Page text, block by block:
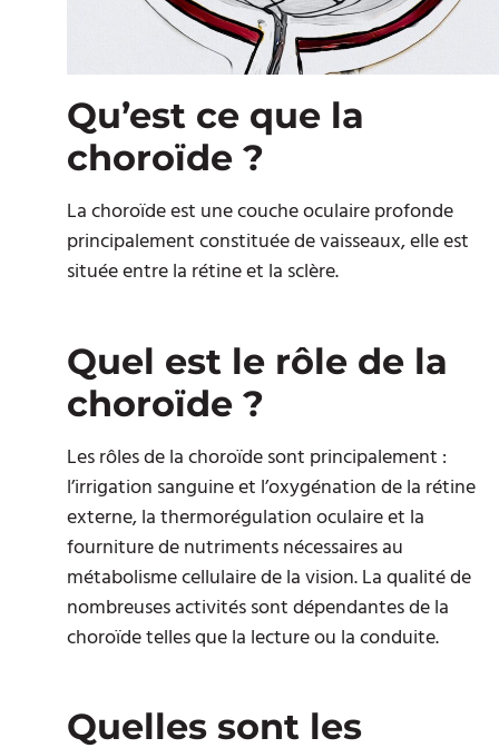
Qu’est ce que la
choroïde ?
La choroïde est une couche oculaire profonde
principalement constituée de vaisseaux, elle est
située entre la rétine et la sclère.
Quel est le rôle de la
choroïde ?
Les rôles de la choroïde sont principalement :
l’irrigation sanguine et l’oxygénation de la rétine
externe, la thermorégulation oculaire et la
fourniture de nutriments nécessaires au
métabolisme cellulaire de la vision. La qualité de
nombreuses activités sont dépendantes de la
choroïde telles que la lecture ou la conduite.
Quelles sont les